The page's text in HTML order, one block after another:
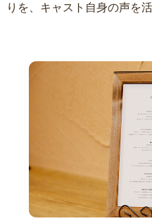
りを、キャスト自身の声を